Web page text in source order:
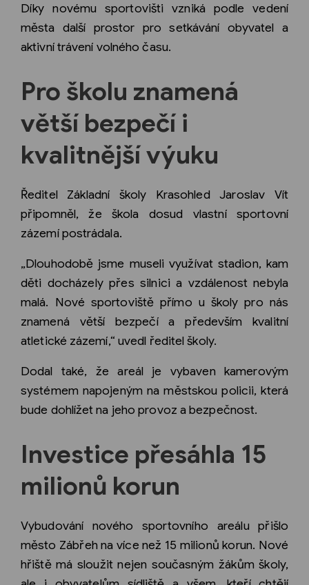
Díky novému sportovišti vzniká podle vedení
města další prostor pro setkávání obyvatel a
aktivní trávení volného času.
Pro školu znamená
větší bezpečí i
kvalitnější výuku
Ředitel Základní školy Krasohled Jaroslav Vít
připomněl, že škola dosud vlastní sportovní
zázemí postrádala.
„Dlouhodobě jsme museli využívat stadion, kam
děti docházely přes silnici a vzdálenost nebyla
malá. Nové sportoviště přímo u školy pro nás
znamená větší bezpečí a především kvalitní
atletické zázemí,“ uvedl ředitel školy.
Dodal také, že areál je vybaven kamerovým
systémem napojeným na městskou policii, která
bude dohlížet na jeho provoz a bezpečnost.
Investice přesáhla 15
milionů korun
Vybudování nového sportovního areálu přišlo
město Zábřeh na více než 15 milionů korun. Nové
hřiště má sloužit nejen současným žákům školy,